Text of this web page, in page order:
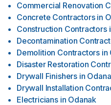
Commercial Renovation
Concrete Contractors in
Construction Contractors
Decontamination
Demolition Contractors in
Disaster Restoration
Drywall Finishers in
Drywall Installation
Electricians in Odanak